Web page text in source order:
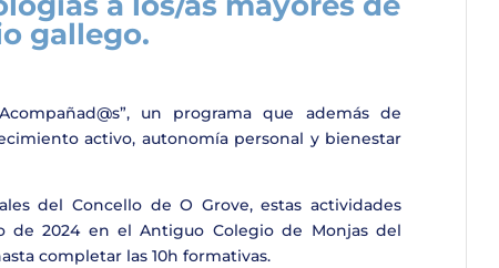
gallego.
un programa que además de
activo, autonomía personal y bienestar
del Concello de O Grove, estas actividades
de 2024 en el Antiguo Colegio de Monjas del
completar las 10h formativas.